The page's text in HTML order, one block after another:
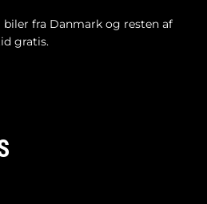
fra Danmark og resten af
gratis.